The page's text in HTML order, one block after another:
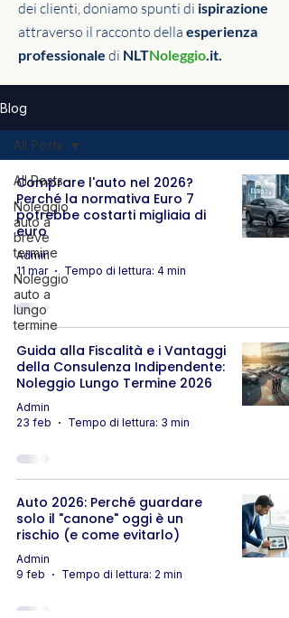
dei clienti, doniamo spunti di ispirazione
attraverso il racconto della esperienza
professionale di NLTNoleggio.it.
Blog
All Posts
Noleggio
auto a
breve
termine
Noleggio
auto a
lungo
termine
All Posts
Comprare l'auto nel 2026?
Perché la normativa Euro 7
potrebbe costarti migliaia di
euro
Admin
11 mar
Tempo di lettura: 4 min
Guida alla Fiscalità e i Vantaggi
della Consulenza Indipendente:
Noleggio Lungo Termine 2026
Admin
23 feb
Tempo di lettura: 3 min
Auto 2026: Perché guardare
solo il "canone" oggi è un
rischio (e come evitarlo)
Admin
9 feb
Tempo di lettura: 2 min